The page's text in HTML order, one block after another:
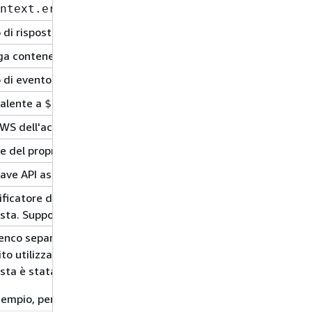
risposta di errore.
contenente un messaggio di errore di convalida
evento:
a $context.requestId
dell'account associato alla richiesta.
del proprietario dell'API associata alla richiesta API
API associato alla richiesta API abilitata dalla chiave
dell'entità principale dell'intermediario che ha
Supportato per route che utilizzano l'autorizzazione IAM.
separato da virgole con tutti i provider di
utilizzati dal chiamante che effettua la richiesta.
è stata firmata con credenziali Amazon Cognito.
per un'identità di un pool di utenti Amazon Cognito,